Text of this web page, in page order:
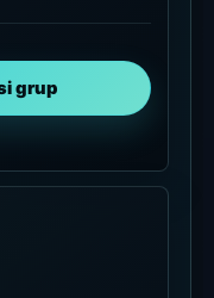
grup